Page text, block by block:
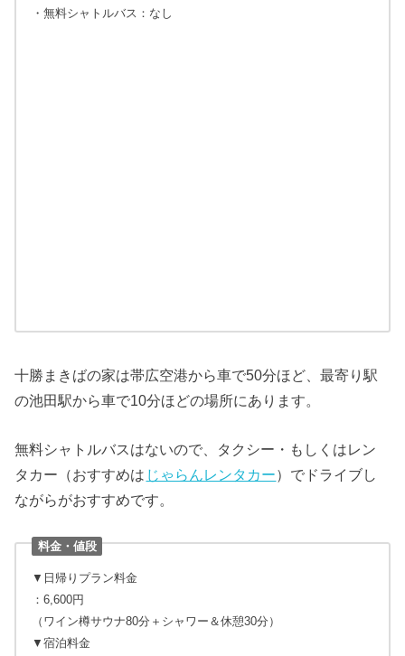
・無料シャトルバス：なし
十勝まきばの家は帯広空港から車で50分ほど、最寄り駅
の池田駅から車で10分ほどの場所にあります。
無料シャトルバスはないので、タクシー・もしくはレン
タカー（おすすめは じゃらんレンタカー）でドライブし
ながらがおすすめです。
料金・値段
▼日帰りプラン料金
：6,600円
（ワイン樽サウナ80分＋シャワー＆休憩30分）
▼宿泊料金